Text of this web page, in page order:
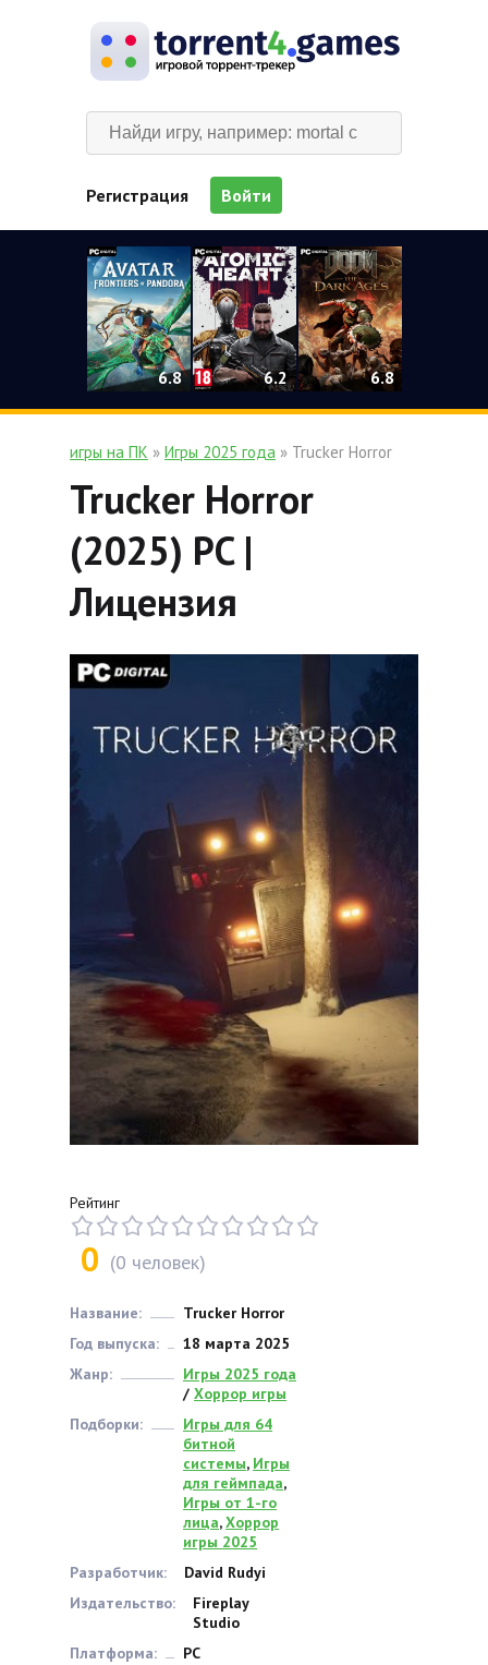
Регистрация Войти
6.8 6.2 6.8
игры на ПК » Игры 2025 года » Trucker Horror
Trucker Horror
(2025) PC |
Лицензия
Рейтинг
0 (0 человек)
Название:
Trucker Horror
Год выпуска:
18 марта 2025
Жанр:
Игры 2025 года
/ Хоррор игры
Подборки:
Игры для 64
битной
системы, Игры
для геймпада,
Игры от 1-го
лица,Хоррор
игры 2025
Разработчик:
David Rudyi
Издательство:
Fireplay
Studio
Платформа:
PC